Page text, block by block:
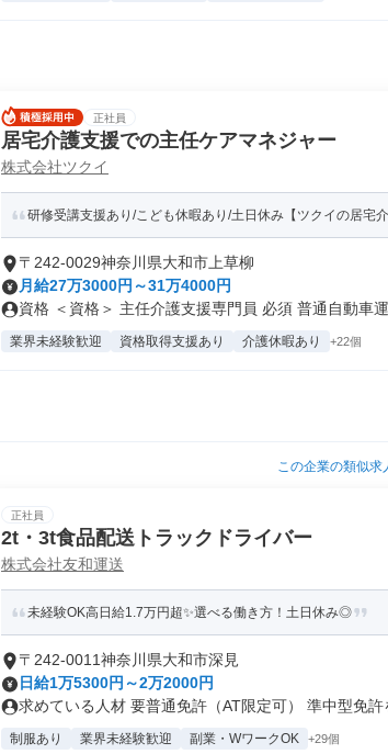
正社員
居宅介護支援での主任ケアマネジャー
株式会社ツクイ
研修受講支援あり/こども休暇あり/土日休み【ツクイの居宅
〒242-0029神奈川県大和市上草柳
月給27万3000円～31万4000円
資格 ＜資格＞ 主任介護支援専門員 必須 普通自動車運
業界未経験歓迎 資格取得支援あり 介護休暇あり +22個
この企業の類似求
正社員
2t・3t食品配送トラックドライバー
株式会社友和運送
未経験OK高日給1.7万円超✨選べる働き方！土日休み◎
〒242-0011神奈川県大和市深見
日給1万5300円～2万2000円
求めている人材 要普通免許（AT限定可） 準中型免許
制服あり 業界未経験歓迎 副業・WワークOK +29個